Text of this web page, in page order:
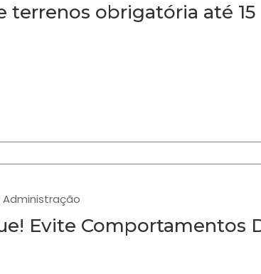
terrenos obrigatória até 15
Administração
Evite Comportamentos